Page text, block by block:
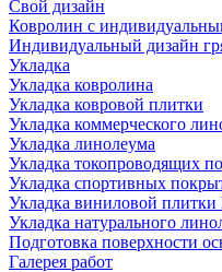
Свой дизайн
Ковролин с
Индивидуальный дизайн
Укладка
Укладка ковролина
Укладка ковровой плитки
Укладка коммерческого
Укладка линолеума
Укладка токопроводящих
Укладка спортивных
Укладка виниловой
Укладка натурального
Подготовка поверхности
Галерея работ